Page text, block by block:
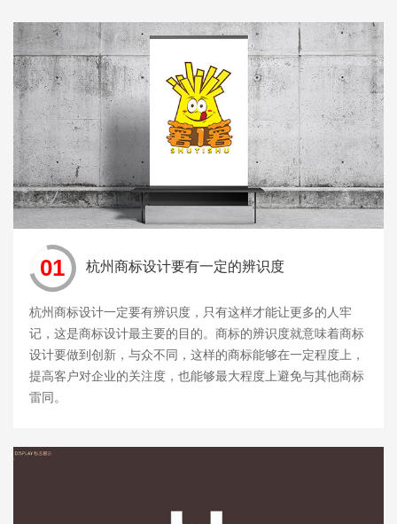
01 杭州商标设计要有一定的辨识度
杭州商标设计一定要有辨识度，只有这样才能让更多的人牢
记，这是商标设计最主要的目的。商标的辨识度就意味着商标
设计要做到创新，与众不同，这样的商标能够在一定程度上，
提高客户对企业的关注度，也能够最大程度上避免与其他商标
雷同。